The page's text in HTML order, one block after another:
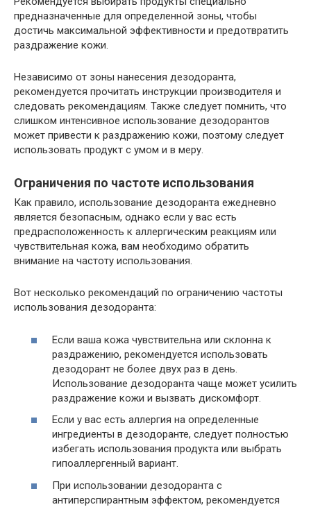
предназначенные для определенной зоны, чтобы
достичь максимальной эффективности и предотвратить
раздражение кожи.
Независимо от зоны нанесения дезодоранта,
рекомендуется прочитать инструкции производителя и
следовать рекомендациям. Также следует помнить, что
слишком интенсивное использование дезодорантов
может привести к раздражению кожи, поэтому следует
использовать продукт с умом и в меру.
Ограничения по частоте использования
Как правило, использование дезодоранта ежедневно
является безопасным, однако если у вас есть
предрасположенность к аллергическим реакциям или
чувствительная кожа, вам необходимо обратить
внимание на частоту использования.
Вот несколько рекомендаций по ограничению частоты
использования дезодоранта:
Если ваша кожа чувствительна или склонна к
раздражению, рекомендуется использовать
дезодорант не более двух раз в день.
Использование дезодоранта чаще может усилить
раздражение кожи и вызвать дискомфорт.
Если у вас есть аллергия на определенные
ингредиенты в дезодоранте, следует полностью
избегать использования продукта или выбрать
гипоаллергенный вариант.
При использовании дезодоранта с
антиперспирантным эффектом, рекомендуется